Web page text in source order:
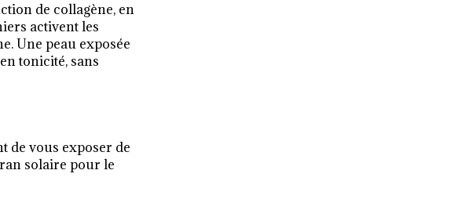
de collagène, en
activent les
Une peau exposée
tonicité, sans
de vous exposer de
solaire pour le